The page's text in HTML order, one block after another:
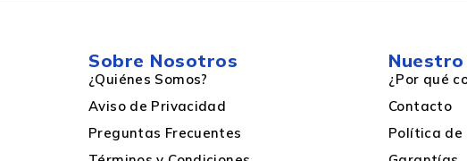
Sobre Nosotros
¿Quiénes Somos?
Aviso de Privacidad
Preguntas Frecuentes
¿Por qué
Contacto
Política de